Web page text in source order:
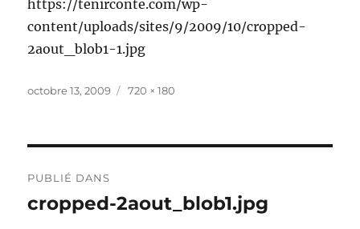
https://tenirconte.com/wp-
content/uploads/sites/9/2009/10/cropped-
2aout_blob1-1.jpg
Publié
octobre 13, 2009
Taille
720 × 180
de
PUBLIÉ DANS
cropped-2aout_blob1.jpg